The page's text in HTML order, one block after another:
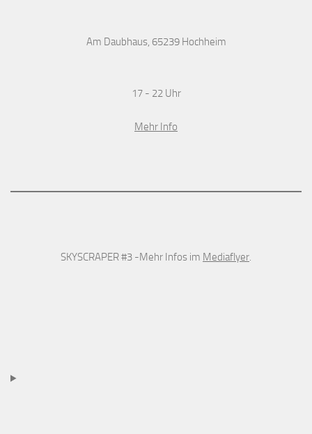
Am Daubhaus, 65239 Hochheim
17 - 22 Uhr
Mehr Info
SKYSCRAPER #3 -Mehr Infos im Mediaflyer.